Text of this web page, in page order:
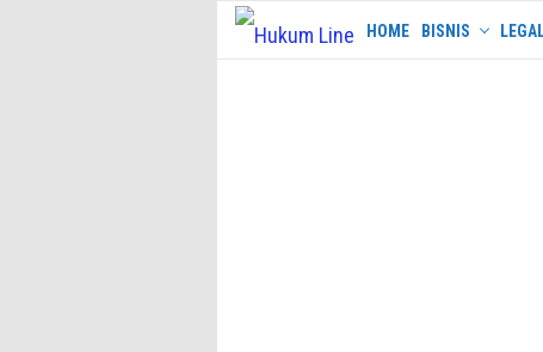
Skip
HOME BISNIS